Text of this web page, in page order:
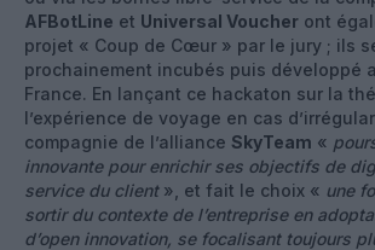
AFBotLine et Universal Voucher ont
projet « Coup de Cœur » par le jury ; ils
prochainement incubés puis développé
France. En lançant ce hackaton sur la
l’expérience de voyage en cas
compagnie de l’alliance SkyTeam «
innovante pour enrichir ses objectifs de
service du client», et fait le choix « une
sortir du contexte de l’entreprise en
d’open innovation, se focalisant toujours